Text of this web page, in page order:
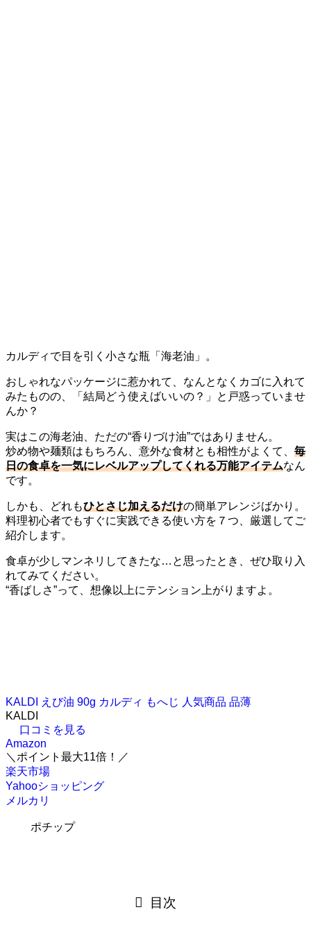
カルディで目を引く小さな瓶「海老油」。
おしゃれなパッケージに惹かれて、なんとなくカゴに入れて
みたものの、「結局どう使えばいいの？」と戸惑っていませ
んか？
実はこの海老油、ただの“香りづけ油”ではありません。
炒め物や麺類はもちろん、意外な食材とも相性がよくて、 毎
日の食卓を一気にレベルアップしてくれる万能アイテムなん
です。
しかも、どれもひとさじ加えるだけの簡単アレンジばかり。
料理初心者でもすぐに実践できる使い方を７つ、厳選してご
紹介します。
食卓が少しマンネリしてきたな…と思ったとき、ぜひ取り入
れてみてください。
“香ばしさ”って、想像以上にテンション上がりますよ。
KALDI えび油 90g カルディ もへじ 人気商品 品薄
KALDI
口コミを見る
Amazon
＼ポイント最大11倍！／
楽天市場
Yahooショッピング
メルカリ
ポチップ
目次